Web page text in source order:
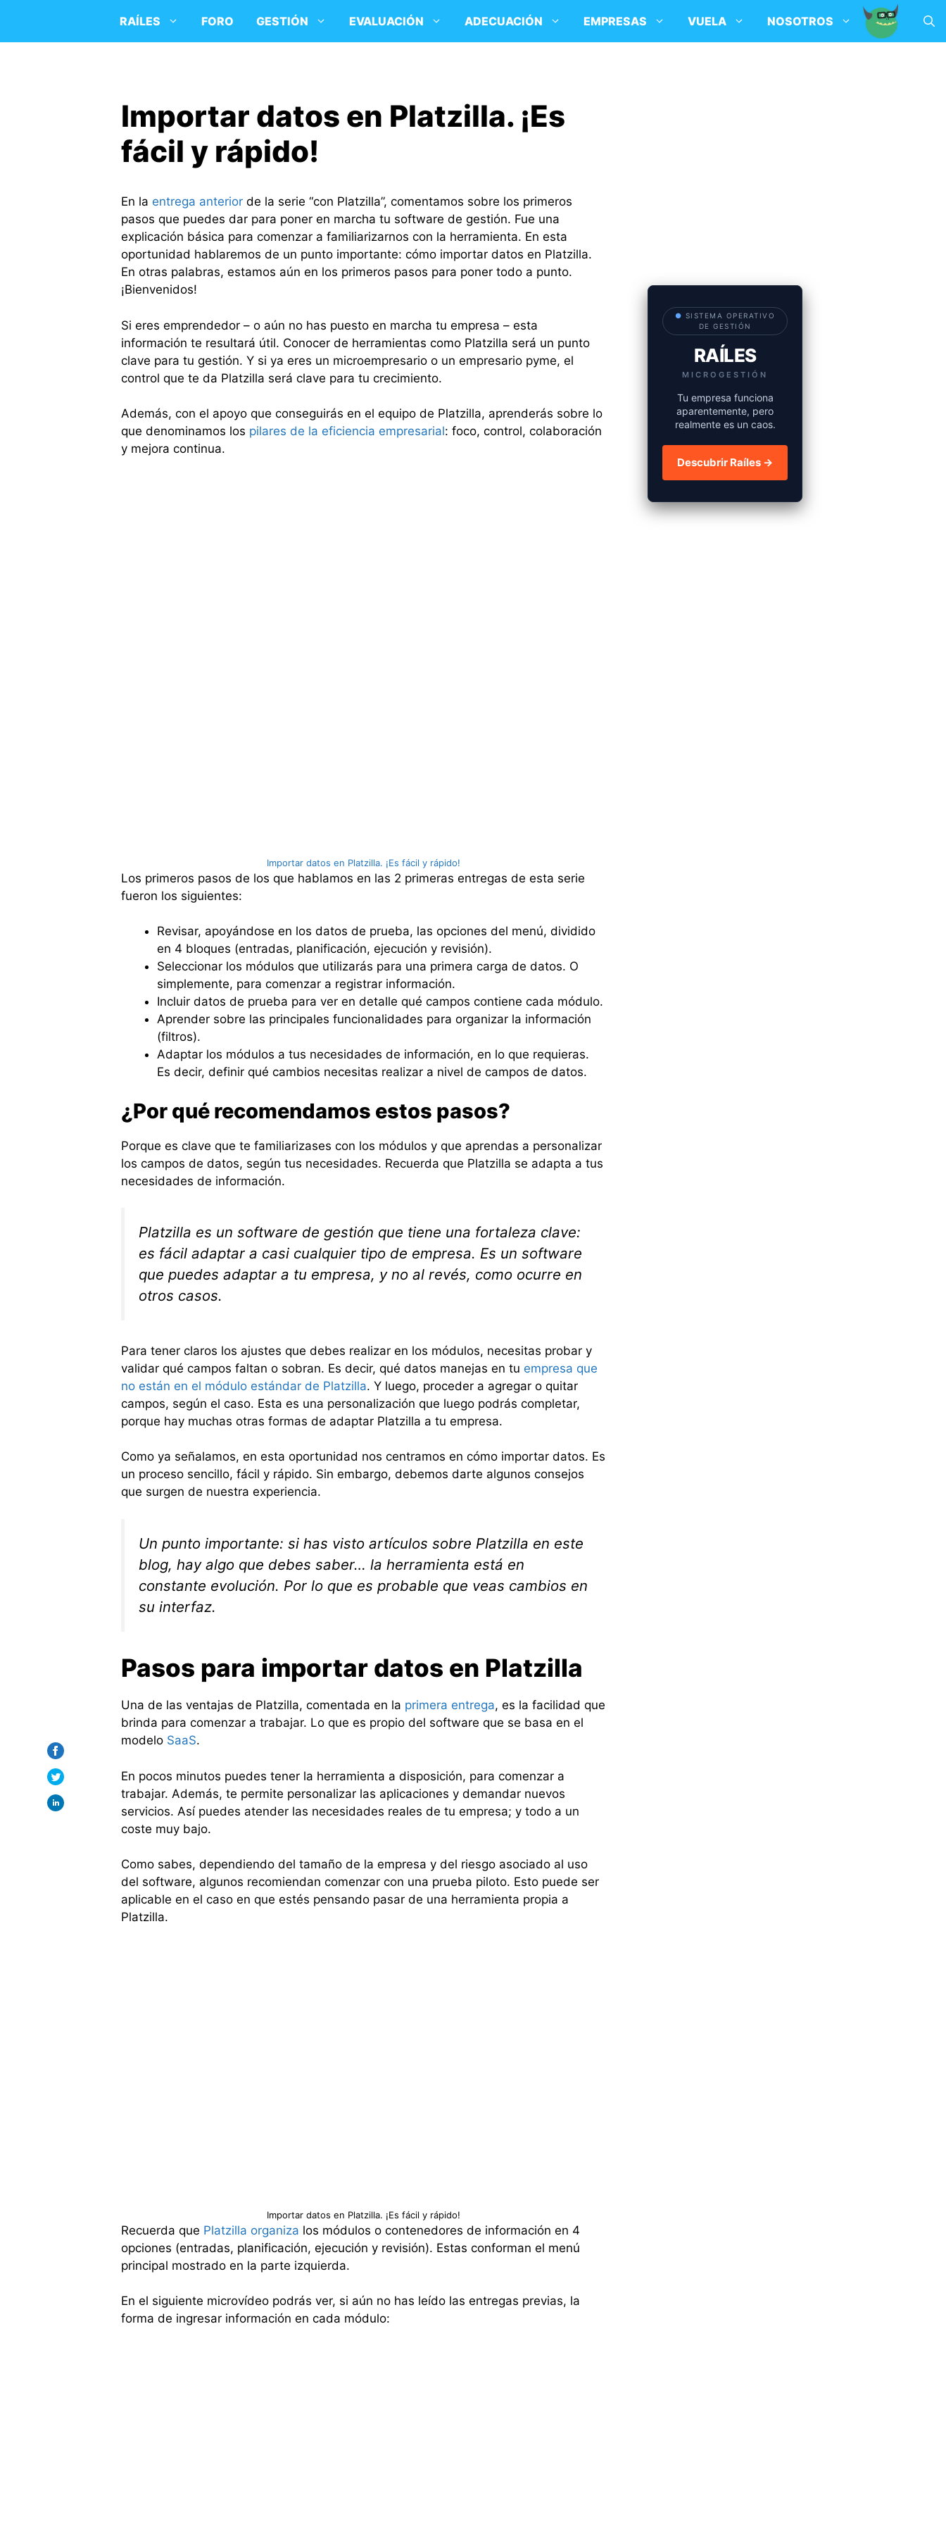
contenido
RAÍLES FORO GESTIÓN EVALUACIÓN ADECUACIÓN EMPRESAS VUELA NOSOTROS
Importar datos en Platzilla. ¡Es
fácil y rápido!
En la entrega anterior de la serie “con Platzilla”, comentamos sobre los primeros
pasos que puedes dar para poner en marcha tu software de gestión. Fue una
explicación básica para comenzar a familiarizarnos con la herramienta. En esta
oportunidad hablaremos de un punto importante: cómo importar datos en Platzilla.
En otras palabras, estamos aún en los primeros pasos para poner todo a punto.
¡Bienvenidos!
Si eres emprendedor – o aún no has puesto en marcha tu empresa – esta
información te resultará útil. Conocer de herramientas como Platzilla será un punto
clave para tu gestión. Y si ya eres un microempresario o un empresario pyme, el
control que te da Platzilla será clave para tu crecimiento.
Además, con el apoyo que conseguirás en el equipo de Platzilla, aprenderás sobre lo
que denominamos los pilares de la eficiencia empresarial: foco, control, colaboración
y mejora continua.
Importar datos en Platzilla. ¡Es fácil y rápido!
Los primeros pasos de los que hablamos en las 2 primeras entregas de esta serie
fueron los siguientes:
Revisar, apoyándose en los datos de prueba, las opciones del menú, dividido
en 4 bloques (entradas, planificación, ejecución y revisión).
Seleccionar los módulos que utilizarás para una primera carga de datos. O
simplemente, para comenzar a registrar información.
Incluir datos de prueba para ver en detalle qué campos contiene cada módulo.
Aprender sobre las principales funcionalidades para organizar la información
(filtros).
Adaptar los módulos a tus necesidades de información, en lo que requieras.
Es decir, definir qué cambios necesitas realizar a nivel de campos de datos.
¿Por qué recomendamos estos pasos?
Porque es clave que te familiarizases con los módulos y que aprendas a personalizar
los campos de datos, según tus necesidades. Recuerda que Platzilla se adapta a tus
necesidades de información.
Platzilla es un software de gestión que tiene una fortaleza clave:
es fácil adaptar a casi cualquier tipo de empresa. Es un software
que puedes adaptar a tu empresa, y no al revés, como ocurre en
otros casos.
Para tener claros los ajustes que debes realizar en los módulos, necesitas probar y
validar qué campos faltan o sobran. Es decir, qué datos manejas en tu empresa que
no están en el módulo estándar de Platzilla. Y luego, proceder a agregar o quitar
campos, según el caso. Esta es una personalización que luego podrás completar,
porque hay muchas otras formas de adaptar Platzilla a tu empresa.
Como ya señalamos, en esta oportunidad nos centramos en cómo importar datos. Es
un proceso sencillo, fácil y rápido. Sin embargo, debemos darte algunos consejos
que surgen de nuestra experiencia.
Un punto importante: si has visto artículos sobre Platzilla en este
blog, hay algo que debes saber… la herramienta está en
constante evolución. Por lo que es probable que veas cambios en
su interfaz.
Pasos para importar datos en Platzilla
Una de las ventajas de Platzilla, comentada en la primera entrega, es la facilidad que
brinda para comenzar a trabajar. Lo que es propio del software que se basa en el
modelo SaaS.
En pocos minutos puedes tener la herramienta a disposición, para comenzar a
trabajar. Además, te permite personalizar las aplicaciones y demandar nuevos
servicios. Así puedes atender las necesidades reales de tu empresa; y todo a un
coste muy bajo.
Como sabes, dependiendo del tamaño de la empresa y del riesgo asociado al uso
del software, algunos recomiendan comenzar con una prueba piloto. Esto puede ser
aplicable en el caso en que estés pensando pasar de una herramienta propia a
Platzilla.
Importar datos en Platzilla. ¡Es fácil y rápido!
Recuerda que Platzilla organiza los módulos o contenedores de información en 4
opciones (entradas, planificación, ejecución y revisión). Estas conforman el menú
principal mostrado en la parte izquierda.
En el siguiente microvídeo podrás ver, si aún no has leído las entregas previas, la
forma de ingresar información en cada módulo:
● SISTEMA OPERATIVO
DE GESTIÓN
RAÍLES
MICROGESTIÓN
Tu empresa funciona
aparentemente, pero
realmente es un caos.
Descubrir Raíles →